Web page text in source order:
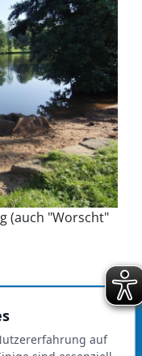
(auch "Worscht"
wird begleitet und
Unterfranken
auf